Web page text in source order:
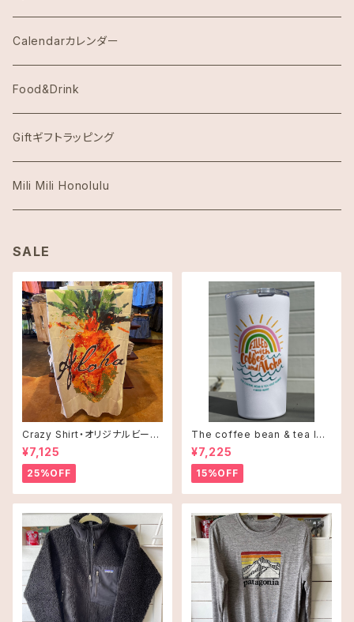
Eggs's Things エッグスンシングス
Hawaii Hotel Item
Honolulu Coffeeホノルルコーヒー
Island Slipperアイランドスリッパ
KAI COFFEE カイコーヒー
Kate Spade ケイトスペード
Local Motion Hawaiiローカルモーション
Lucky Brandラッキーブランド
Olive&Oliverオリーブ＆オリバー
Patalohaパタロハ
Leonard's レナーズ
LeSportsac レスポートサック
Calendarカレンダー
Food&Drink
Giftギフトラッピング
Mili Mili Honolulu
SALE
Crazy Shirt・オリジナルビーチ
タオル
¥7,125
25%OFF
The coffee bean & tea lea
f タンブラー 16oz(473ml)・C
offee and Alohaオレンジ
¥7,225
15%OFF